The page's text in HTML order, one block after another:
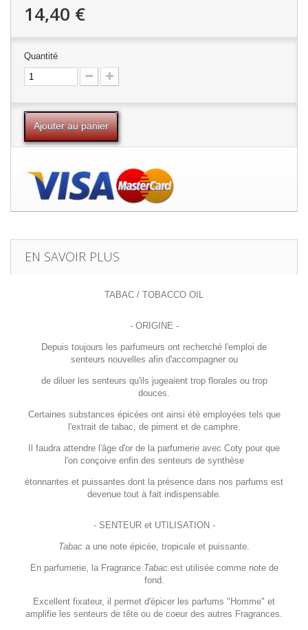
14,40 €
Quantité
Ajouter au panier
EN SAVOIR PLUS
TABAC / TOBACCO OIL
- ORIGINE -
Depuis toujours les parfumeurs ont recherché l'emploi de
senteurs nouvelles afin d'accompagner ou
de diluer les senteurs qu'ils jugeaient trop florales ou trop
douces.
Certaines substances épicées ont ainsi été employées tels que
l'extrait de tabac, de piment et de camphre.
Il faudra attendre l'âge d'or de la parfumerie avec Coty pour que
l'on conçoive enfin des senteurs de synthèse
étonnantes et puissantes dont la présence dans nos parfums est
devenue tout à fait indispensable.
- SENTEUR et UTILISATION -
Tabac a une note épicée, tropicale et puissante.
En parfumerie, la Fragrance Tabacest utilisée comme note de
fond.
Excellent fixateur, il permet d'épicer les parfums "Homme" et
amplifie les senteurs de tête ou de coeur des autres Fragrances.